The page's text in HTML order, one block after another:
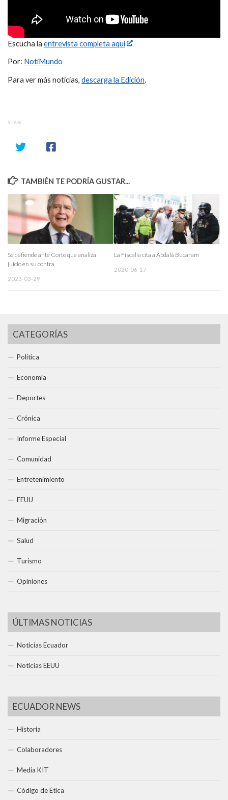
Escucha la entrevista completa aquí
Por: NotiMundo
Para ver más noticias, descarga la Edición.
SHARE
TAMBIÉN TE PODRÍA GUSTAR...
Se defiende ante Corte que analiza
juicio en su contra
2023-03-29
La Fiscalía cita a Abdalá Bucaram
2020-06-17
CATEGORÍAS
Política
Economía
Deportes
Crónica
Informe Especial
Comunidad
Entretenimiento
EEUU
Migración
Salud
Turismo
Opiniones
ÚLTIMAS NOTICIAS
Noticias Ecuador
Noticias EEUU
ECUADOR NEWS
Historia
Colaboradores
Media KIT
Código de Ética